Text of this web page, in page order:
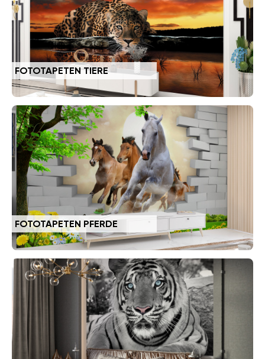
FOTOTAPETEN TIERE
FOTOTAPETEN PFERDE